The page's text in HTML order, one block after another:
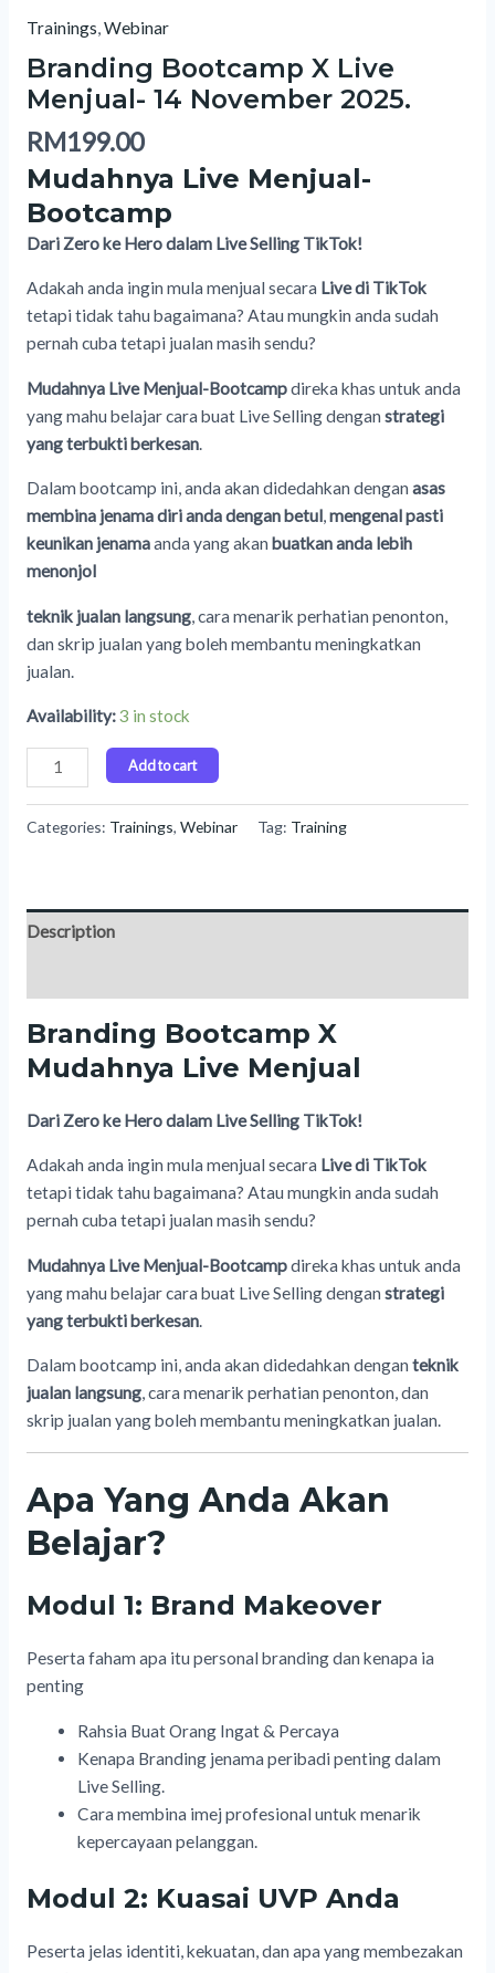
Trainings Webinar
Branding Bootcamp X Live
Menjual- 14 November 2025.
RM199.00
Mudahnya Live Menjual-
Bootcamp
Dari Zero ke Hero dalam Live Selling TikTok!
Adakah anda ingin mula menjual secara Live di TikTok
tetapi tidak tahu bagaimana? Atau mungkin anda sudah
pernah cuba tetapi jualan masih sendu?
Mudahnya Live Menjual-Bootcampdireka khas untuk anda
yang mahu belajar cara buat Live Selling dengan strategi
yang terbukti berkesan.
Dalam bootcamp ini, anda akan didedahkan dengan asas
membina jenama diri anda dengan betul,mengenal pasti
keunikan jenamaanda yang akan buatkan anda lebih
menonjol
teknik jualan langsung, cara menarik perhatian penonton,
dan skrip jualan yang boleh membantu meningkatkan
jualan.
Availability:3 in stock
Add to cart
Categories: Trainings, Webinar Tag: Training
Description
Branding Bootcamp X
Mudahnya Live Menjual
Dari Zero ke Hero dalam Live Selling TikTok!
Adakah anda ingin mula menjual secara Live di TikTok
tetapi tidak tahu bagaimana? Atau mungkin anda sudah
pernah cuba tetapi jualan masih sendu?
Mudahnya Live Menjual-Bootcampdireka khas untuk anda
yang mahu belajar cara buat Live Selling dengan strategi
yang terbukti berkesan.
Dalam bootcamp ini, anda akan didedahkan dengan teknik
jualan langsung, cara menarik perhatian penonton, dan
skrip jualan yang boleh membantu meningkatkan jualan.
Apa Yang Anda Akan
Belajar?
Modul 1: Brand Makeover
Peserta faham apa itu personal branding dan kenapa ia
penting
Rahsia Buat Orang Ingat & Percaya
Kenapa Branding jenama peribadi penting dalam
Live Selling.
Cara membina imej profesional untuk menarik
kepercayaan pelanggan.
Modul 2: Kuasai UVP Anda
Peserta jelas identiti, kekuatan, dan apa yang membezakan